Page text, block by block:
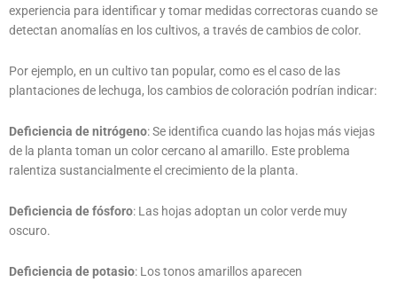
experiencia para identificar y tomar medidas correctoras cuando se
detectan anomalías en los cultivos, a través de cambios de color.
Por ejemplo, en un cultivo tan popular, como es el caso de las
plantaciones de lechuga, los cambios de coloración podrían indicar:
Deficiencia de nitrógeno: Se identifica cuando las hojas más viejas
de la planta toman un color cercano al amarillo. Este problema
ralentiza sustancialmente el crecimiento de la planta.
Deficiencia de fósforo: Las hojas adoptan un color verde muy
oscuro.
Deficiencia de potasio: Los tonos amarillos aparecen